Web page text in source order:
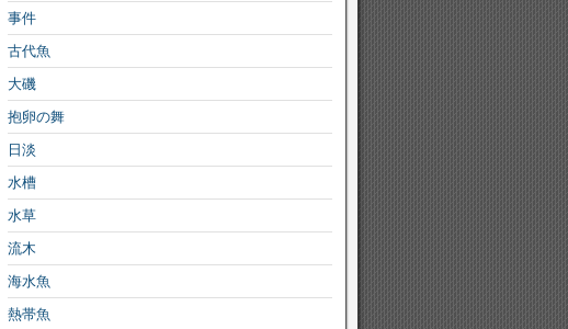
事件
古代魚
大磯
抱卵の舞
日淡
水槽
水草
流木
海水魚
熱帯魚